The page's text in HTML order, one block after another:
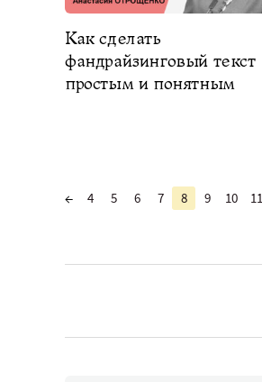
Как сделать
фандрайзинговый текст
простым и понятным
← 4 5 6 7 8 9 10 11